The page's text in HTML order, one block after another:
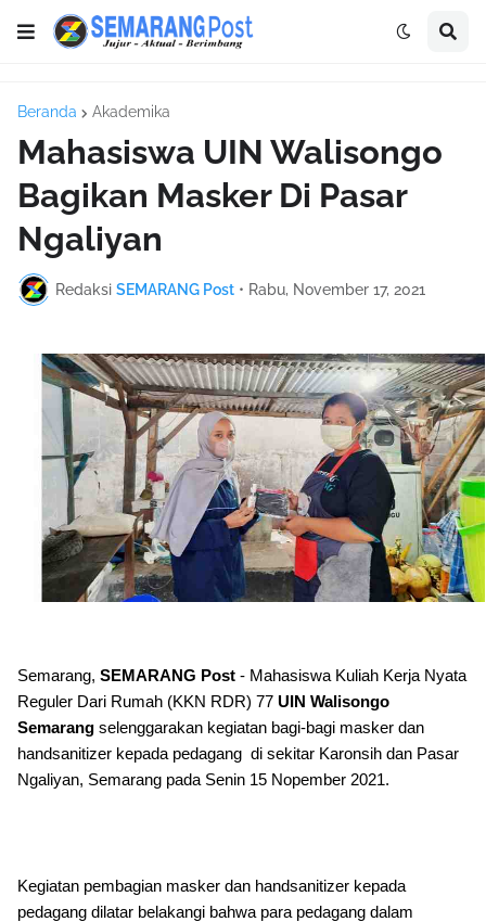
Beranda Akademika
Mahasiswa UIN Walisongo
Bagikan Masker Di Pasar
Ngaliyan
Redaksi SEMARANG Post • Rabu, November 17, 2021
Semarang, SEMARANG Post - Mahasiswa Kuliah Kerja Nyata
Reguler Dari Rumah (KKN RDR) 77 UIN Walisongo
Semarang selenggarakan kegiatan bagi-bagi masker dan
handsanitizer kepada pedagang di sekitar Karonsih dan Pasar
Ngaliyan, Semarang pada Senin 15 Nopember 2021.
Kegiatan pembagian masker dan handsanitizer kepada
pedagang dilatar belakangi bahwa para pedagang dalam